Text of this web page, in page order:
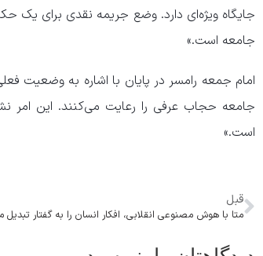
جایگاه ویژه‌ای دارد. وضع جریمه نقدی برای
جامعه است.»
جامعه حجاب عرفی را رعایت می‌کنند. این
است.»
قبل
متا با هوش مصنوعی انقلابی، افکار انسان را به گفتار تبدیل